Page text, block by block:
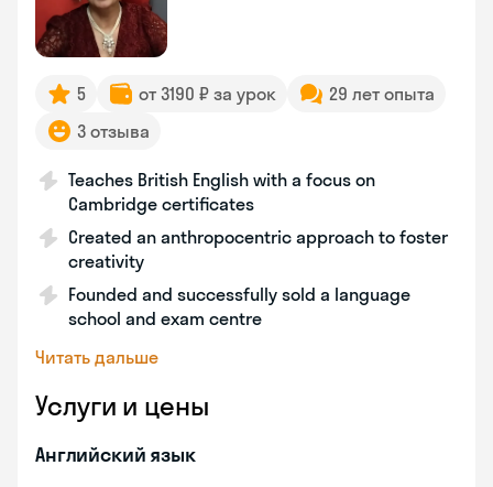
5 от 3190 ₽ за урок
29 лет опыта
3 отзыва
Teaches British English with a focus on
Cambridge certificates
Created an anthropocentric approach to foster
creativity
Founded and successfully sold a language
school and exam centre
Читать дальше
Услуги и цены
Английский язык